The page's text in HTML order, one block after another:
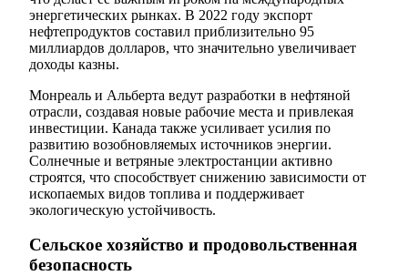
энергетических рынках. В 2022 году экспорт
нефтепродуктов составил приблизительно 95
миллиардов долларов, что значительно увеличивает
доходы казны.
Монреаль и Альберта ведут разработки в нефтяной
отрасли, создавая новые рабочие места и привлекая
инвестиции. Канада также усиливает усилия по
развитию возобновляемых источников энергии.
Солнечные и ветряные электростанции активно
строятся, что способствует снижению зависимости от
ископаемых видов топлива и поддерживает
экологическую устойчивость.
Сельское хозяйство и продовольственная
безопасность